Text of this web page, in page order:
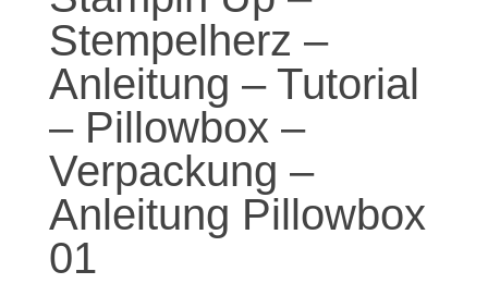
Stempelherz –
Anleitung – Tutorial
– Pillowbox –
Verpackung –
Anleitung Pillowbox
01